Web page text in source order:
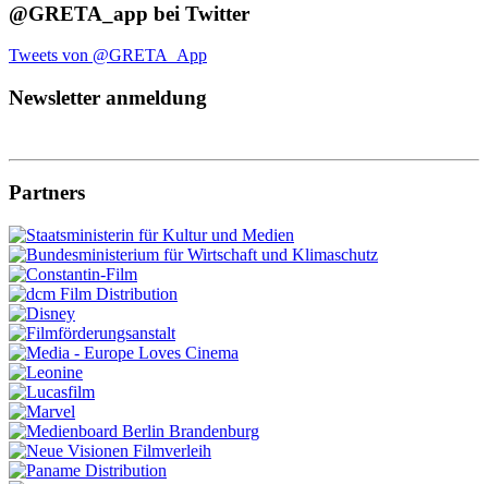
@GRETA_app bei Twitter
Tweets von @GRETA_App
Newsletter anmeldung
Partners